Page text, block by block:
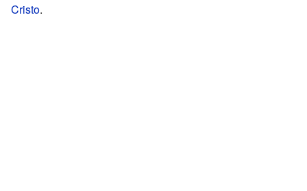
Cristo.